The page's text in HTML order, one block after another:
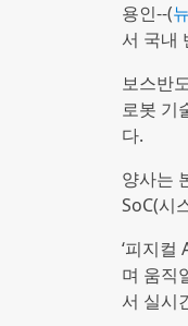
용인--(
서 국내
보스반
로봇 기
다.
양사는
SoC(시
‘피지컬
며 움직
서 실시